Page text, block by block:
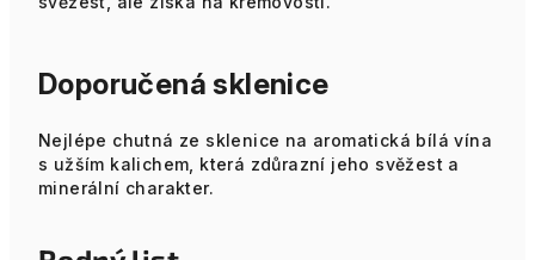
Doporučená sklenice
Nejlépe chutná ze sklenice na aromatická bílá vína
s užším kalichem, která zdůrazní jeho svěžest a
minerální charakter.